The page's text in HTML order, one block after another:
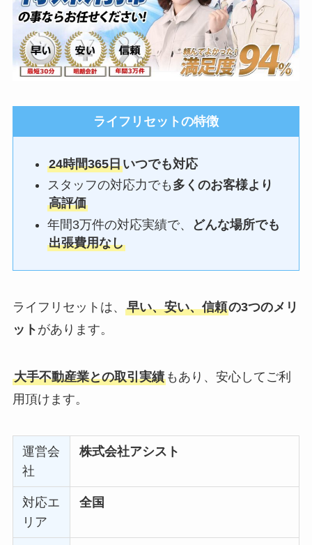
ライフリセットの特徴
24時間365日いつでも対応
スタッフの対応力でも 多くのお客様より
高評価
年間3万件の対応実績で、
どんな場所でも
出張費用なし
ライフリセットは、 早い、安い、信頼の3つのメリ
ット があります。
大手不動産業との取引実績もあり、安心してご利
用頂けます。
運営会
社
株式会社アシスト
対応エ
リア
全国